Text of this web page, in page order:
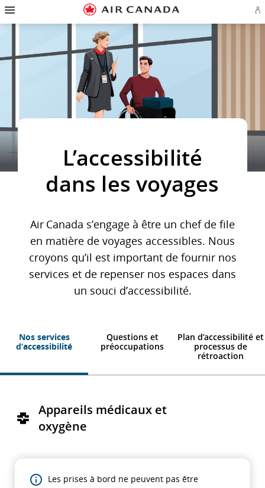
Passez
la
Passer
la
Passer
contenu
Passez
champ
Passer
liens
page
Passer
plan
Passer
Pour
L’accessibilité
dans les voyages
Air Canada s’engage à être un chef de file
en matière de voyages accessibles. Nous
croyons qu’il est important de fournir nos
services et de repenser nos espaces dans
un souci d’accessibilité.
Nos services
d’accessibilité
Questions et
préoccupations
Plan d’accessibilité et
processus de
rétroaction
Appareils médicaux et
oxygène
Les prises à bord ne peuvent pas être